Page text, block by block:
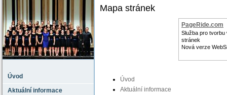
Úvod
Aktuální informace
Mapa stránek
PageRide.com
Služba pro tvorbu
stránek
Nová verze
Úvod
Aktuální informace